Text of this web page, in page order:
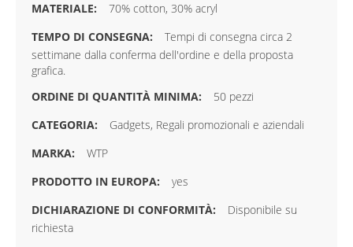
70% cotton, 30% acryl
Tempi di consegna circa 2
settimane dalla conferma dell'ordine e della proposta
grafica.
50 pezzi
Gadgets, Regali promozionali e aziendali
WTP
yes
Disponibile su
richiesta